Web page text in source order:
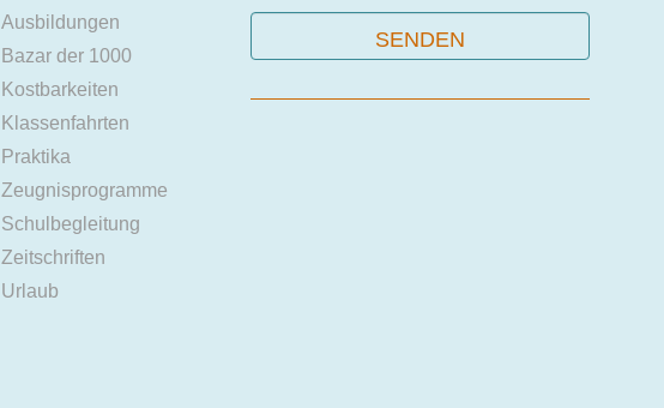
Ausbildungen
Bazar der 1000
Kostbarkeiten
Klassenfahrten
Praktika
Zeugnisprogramme
Schulbegleitung
Zeitschriften
Urlaub